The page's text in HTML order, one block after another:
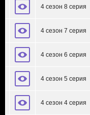
4 сезон 8 серия
4 сезон 7 серия
4 сезон 6 серия
4 сезон 5 серия
4 сезон 4 серия